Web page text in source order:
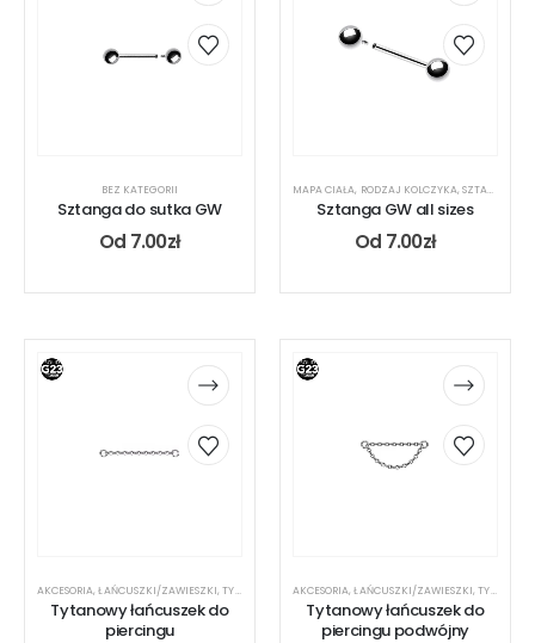
BEZ KATEGORII
Sztanga do sutka GW
Od 7.00zł
MAPA CIAŁA, RODZAJ KOLCZYKA,SZTANGA
Sztanga GW all sizes
Od 7.00zł
AKCESORIA,ŁAŃCUSZKI/ZAWIESZKI,TYTAN
Tytanowy łańcuszek do
piercingu
AKCESORIA,ŁAŃCUSZKI/ZAWIESZKI,TYTAN
Tytanowy łańcuszek do
piercingu podwójny